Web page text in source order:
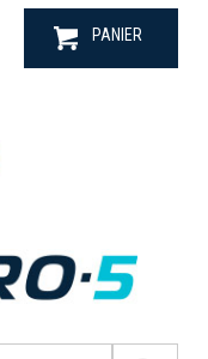
PANIER